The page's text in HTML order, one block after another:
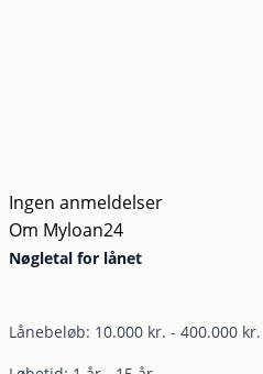
Ingen anmeldelser
Om Myloan24
Nøgletal for lånet
Lånebeløb: 10.000 kr. - 400.000 kr.